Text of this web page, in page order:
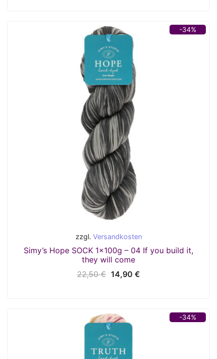
-34%
zzgl. Versandkosten
Simy’s Hope SOCK 1x100g – 04 If you build it,
they will come
22,50€ Ursprünglicher
Preis
14,90 €
-34%